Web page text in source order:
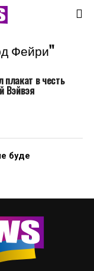
Фейри"
в честь
Вэйвэя
буде